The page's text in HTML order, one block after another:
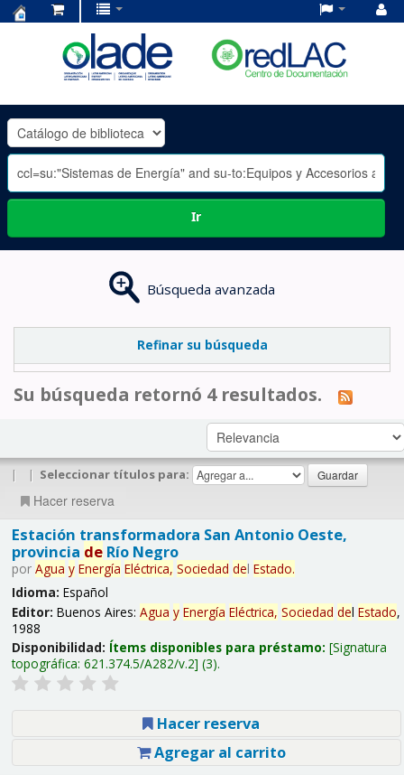
OLADE
-
Ir
Búsqueda avanzada
Refinar su búsqueda
Su búsqueda retornó 4 resultados.
| | Seleccionar títulos para:
Hacer reserva
Estación transformadora San Antonio Oeste,
provincia deRío Negro
por Agua y Energía Eléctrica, Sociedad del Estado.
Idioma: Español
Editor: Buenos Aires: Agua y Energía Eléctrica, Sociedad del Estado,
1988
Disponibilidad: Ítems disponibles para préstamo: Signatura
topográfica: 621.374.5/A282/v.2 (3).
Hacer reserva
Agregar al carrito